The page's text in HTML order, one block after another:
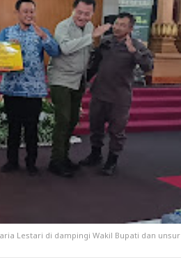
Lestari di dampingi Wakil Bupati dan unsur